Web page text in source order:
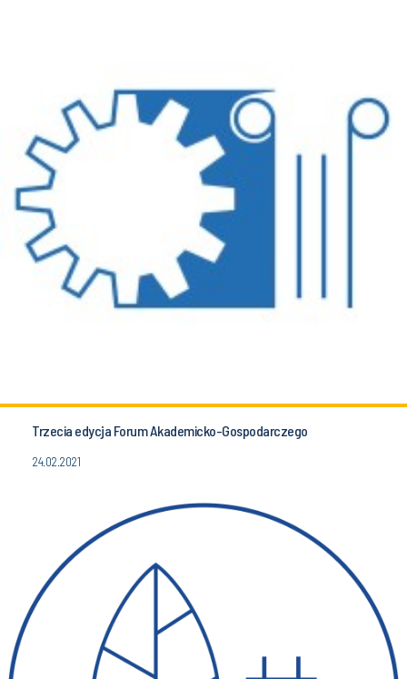
Trzecia edycja Forum Akademicko-Gospodarczego
24.02.2021